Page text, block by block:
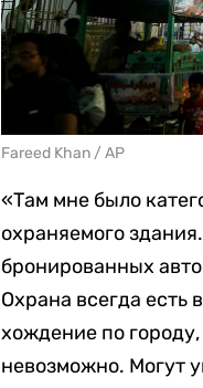
Fareed Khan / AP
«Там мне было
охраняемого
бронированных
Охрана всегда есть
хождение по
невозможно. Могут